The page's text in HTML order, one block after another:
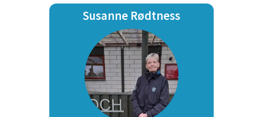
Susanne Rødtness